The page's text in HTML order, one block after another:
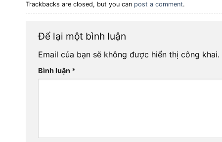
Trackbacks are closed, but you can post a comment.
Để lại một bình luận
Email của bạn sẽ không được hiển thị công khai.
Bình luận *